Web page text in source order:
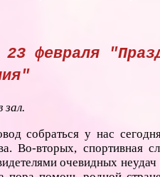
февраля
собраться у нас
Во-вторых, спортивная
очевидных